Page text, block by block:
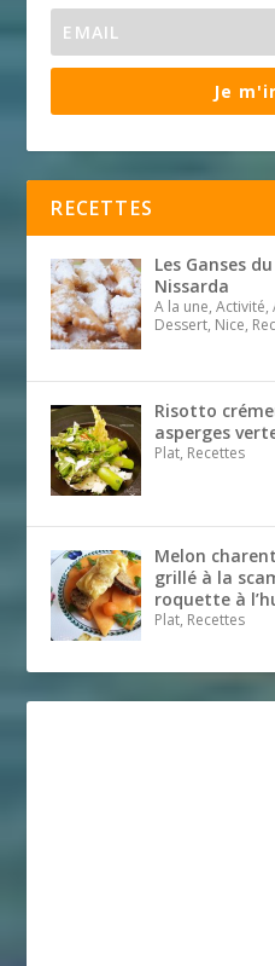
Je
RECETTES
Les Ganses
Nissarda
A la une,
Dessert, Nice,
Risotto
asperges
Plat, Recettes
Melon
grillé à la
roquette à
Plat, Recettes